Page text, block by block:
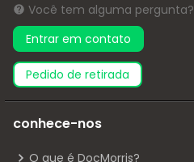
Você tem alguma pergunta?
Entrar em contato
pedido de retirada
conhece-nos
O que é DocMorris?